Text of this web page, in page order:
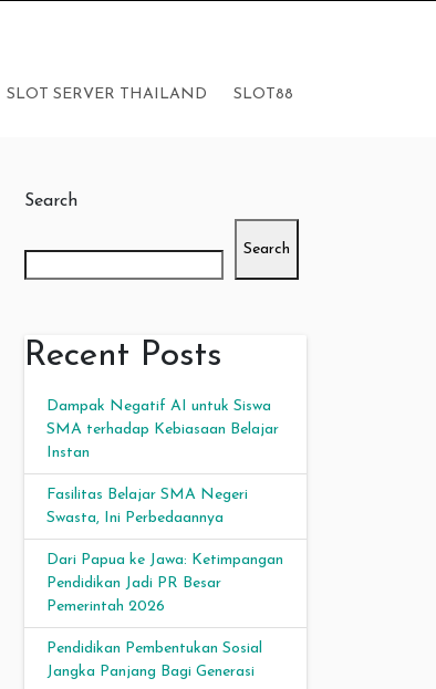
SLOT SERVER THAILAND SLOT88
Search
Search
Recent Posts
Dampak Negatif AI untuk Siswa
SMA terhadap Kebiasaan Belajar
Instan
Fasilitas Belajar SMA Negeri
Swasta, Ini Perbedaannya
Dari Papua ke Jawa: Ketimpangan
Pendidikan Jadi PR Besar
Pemerintah 2026
Pendidikan Pembentukan Sosial
Jangka Panjang Bagi Generasi